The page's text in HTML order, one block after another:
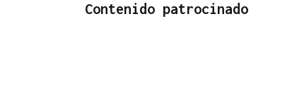
Contenido patrocinado